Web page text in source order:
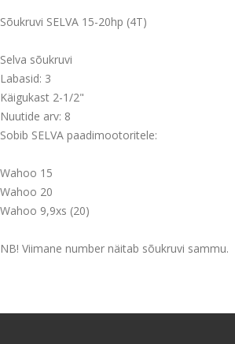
Sõukruvi SELVA 15-20hp (4T)
Selva sõukruvi
Labasid: 3
Käigukast 2-1/2"
Nuutide arv: 8
​Sobib SELVA paadimootoritele:
Wahoo 15
Wahoo 20
Wahoo 9,9xs (20)
NB! Viimane number näitab sõukruvi sammu.